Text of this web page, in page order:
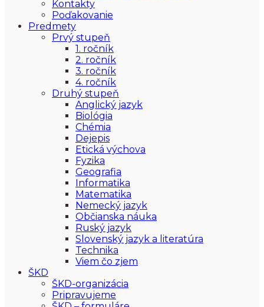
Kontakty
Poďakovanie
Predmety
Prvý stupeň
1. ročník
2. ročník
3. ročník
4. ročník
Druhý stupeň
Anglický jazyk
Biológia
Chémia
Dejepis
Etická výchova
Fyzika
Geografia
Informatika
Matematika
Nemecký jazyk
Občianska náuka
Ruský jazyk
Slovenský jazyk a literatúra
Technika
Viem čo zjem
ŠKD
ŠKD-organizácia
Pripravujeme